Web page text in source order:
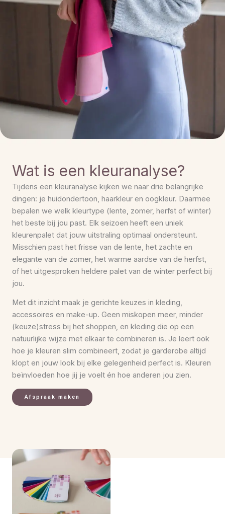
Wat is een kleuranalyse?
Tijdens een kleuranalyse kijken we naar drie belangrijke
dingen: je huidondertoon, haarkleur en oogkleur. Daarmee
bepalen we welk kleurtype (lente, zomer, herfst of winter)
het beste bij jou past. Elk seizoen heeft een uniek
kleurenpalet dat jouw uitstraling optimaal ondersteunt.
Misschien past het frisse van de lente, het zachte en
elegante van de zomer, het warme aardse van de herfst,
of het uitgesproken heldere palet van de winter perfect bij
jou.
Met dit inzicht maak je gerichte keuzes in kleding,
accessoires en make-up. Geen miskopen meer, minder
(keuze)stress bij het shoppen, en kleding die op een
natuurlijke wijze met elkaar te combineren is. Je leert ook
hoe je kleuren slim combineert, zodat je garderobe altijd
klopt en jouw look bij elke gelegenheid perfect is. Kleuren
beïnvloeden hoe jij je voelt én hoe anderen jou zien.
Afspraak maken